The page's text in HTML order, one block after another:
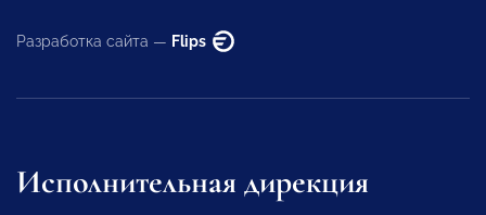
Разработка сайта — Flips
Исполнительная дирекция